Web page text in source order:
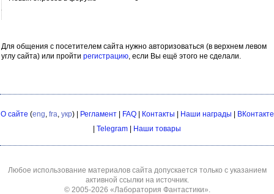
Для общения с посетителем сайта нужно авторизоваться (в верхнем левом
углу сайта) или пройти регистрацию, если Вы ещё этого не сделали.
О сайте (eng, fra, укр) | Регламент| FAQ| Контакты Наши награды
ВКонтакте
Telegram Наши товары
Любое использование материалов сайта допускается только с указанием
активной ссылки на источник.
© 2005-2026 «Лаборатория Фантастики».